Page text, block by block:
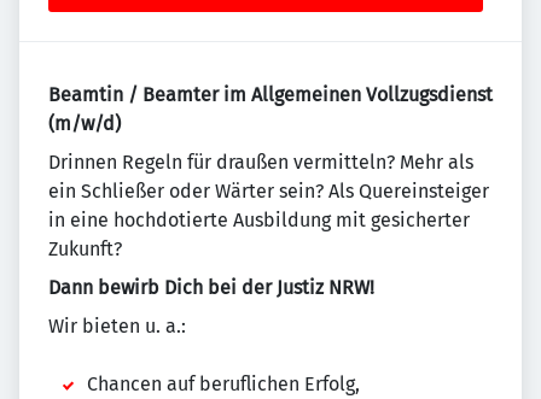
Beamtin / Beamter im Allgemeinen Vollzugsdienst
(m/w/d)
Drinnen Regeln für draußen vermitteln? Mehr als
ein Schließer oder Wärter sein? Als Quereinsteiger
in eine hochdotierte Ausbildung mit gesicherter
Zukunft?
Dann bewirb Dich bei der Justiz NRW!
Wir bieten u. a.:
Chancen auf beruflichen Erfolg,